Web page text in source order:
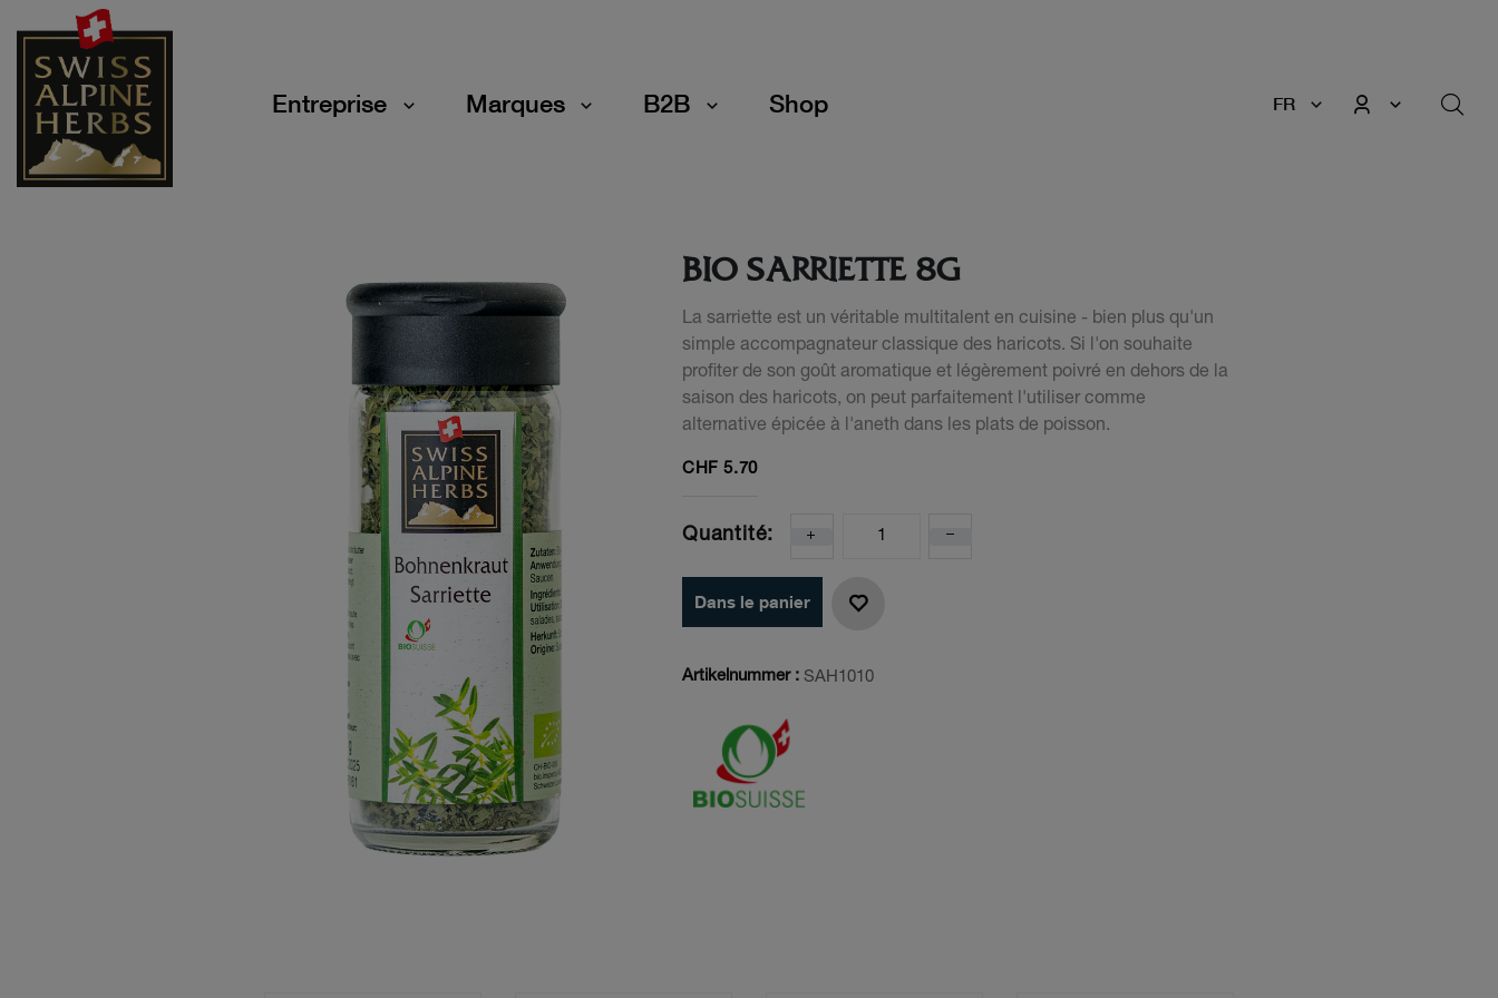
Entreprise Marques B2B Shop FR
BIO SARRIETTE 8G
La sarriette est un véritable multitalent en cuisine - bien plus qu'un
simple accompagnateur classique des haricots. Si l'on souhaite
profiter de son goût aromatique et légèrement poivré en dehors de la
saison des haricots, on peut parfaitement l'utiliser comme
alternative épicée à l'aneth dans les plats de poisson.
CHF5.70
Quantité:
Dans le panier
Artikelnummer : SAH1010